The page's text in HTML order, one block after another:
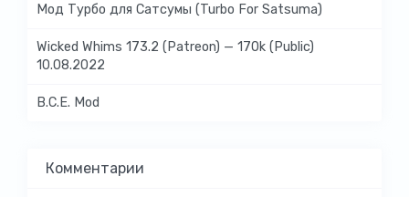
Мод Турбо для Сатсумы (Turbo For Satsuma)
Wicked Whims 173.2 (Patreon) — 170k (Public)
10.08.2022
B.C.E. Mod
Комментарии